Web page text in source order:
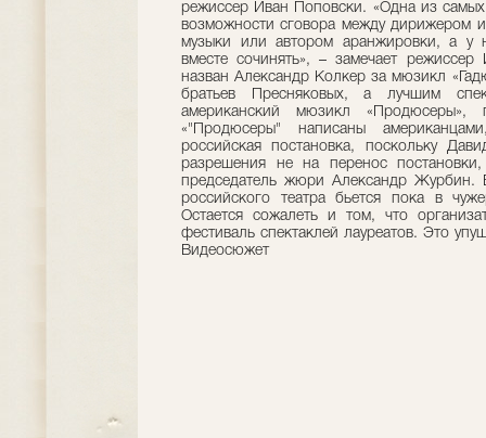
режиссер Иван Поповски. «Одна из
возможности сговора между дирижером
музыки или автором аранжировки, а у
вместе сочинять», – замечает
назван Александр Колкер за мюзикл
братьев Пресняковых, а лучшим
американский мюзикл «Продюсеры»,
«"Продюсеры" написаны
российская постановка, поскольку
разрешения не на перенос
председатель жюри Александр Журбин.
российского театра бьется пока в
Остается сожалеть и том, что
фестиваль спектаклей лауреатов. Это
Видеосюжет